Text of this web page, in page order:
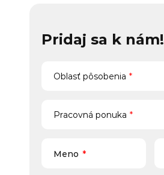
Pridaj sa k nám!
Oblasť pôsobenia *
Pracovná ponuka *
Meno *